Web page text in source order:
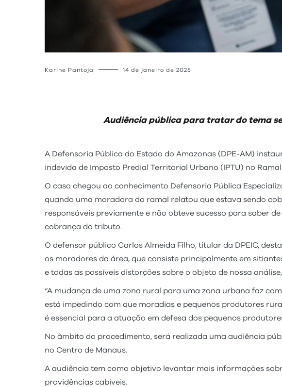
Karine Pantoja 14 de janeiro de 2025
Audiência pública para tratar do tema
A Defensoria Pública do Estado do Amazonas (DPE-AM)
indevida de Imposto Predial Territorial Urbano (IPTU) no
O caso chegou ao conhecimento Defensoria Pública
quando uma moradora do ramal relatou que estava sendo
responsáveis previamente e não obteve sucesso para saber
cobrança do tributo.
O defensor público Carlos Almeida Filho, titular da DPEIC,
os moradores da área, que consiste principalmente em
e todas as possíveis distorções sobre o objeto de nossa
“A mudança de uma zona rural para uma zona urbana faz
está impedindo com que moradias e pequenos produtores
é essencial para a atuação em defesa dos pequenos
No âmbito do procedimento, será realizada uma audiência
no Centro de Manaus.
A audiência tem como objetivo levantar mais informações
providências cabíveis.